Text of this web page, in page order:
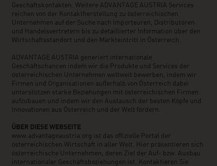
Geschäftskontakten. Weitere ADVANTAGE AUSTRIA Services
reichen von der Kontaktherstellung zu österreichischen
Unternehmen auf der Suche nach Importeuren, Distributoren
und Handelsvertretern bis zu detaillierter Information über den
Wirtschaftsstandort und den Markteintritt in Österreich.
ADVANTAGE AUSTRIA generiert internationale
Geschäftschancen indem wir die Produkte und Services der
österreichischen Unternehmen weltweit bewerben, indem wir
Firmen und Organisationen außerhalb von Österreich dabei
unterstützen starke Beziehungen mit österreichischen Firmen
aufzubauen und indem wir den Austausch der besten Köpfe und
Innovationen aus Österreich und der Welt fördern.
ÜBER DIESE WEBSEITE
www.advantageaustria.org ist das offizielle Portal der
österreichischen Wirtschaft in aller Welt. Hier präsentieren sich
österreichische Unternehmen, deren Ziel der Auf- bzw. Ausbau
internationaler Geschäftsbeziehungen ist. Kontaktieren Sie